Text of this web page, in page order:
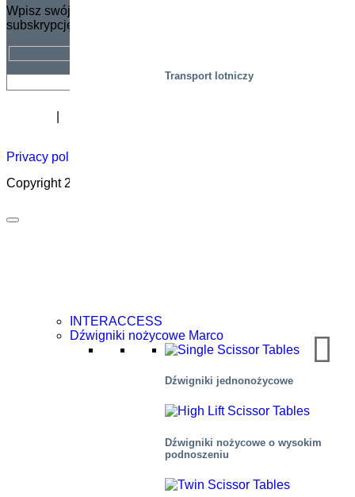
Transport lotniczy
Automotive
Wpisz swój adres e-mail, aby otrzymać BEZPŁATNĄ
subskrypcję biuletynu Marco.
Privacy policy
Copyright 2026 ©
INTERACCESS
Dźwigniki nożycowe Marco
Dźwigniki jednonożycowe
Dźwigniki nożycowe o wysokim
podnoszeniu